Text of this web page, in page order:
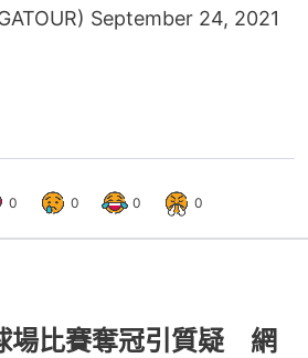
September 24, 2021
0 0 0 0
場比賽奪冠引質疑 網